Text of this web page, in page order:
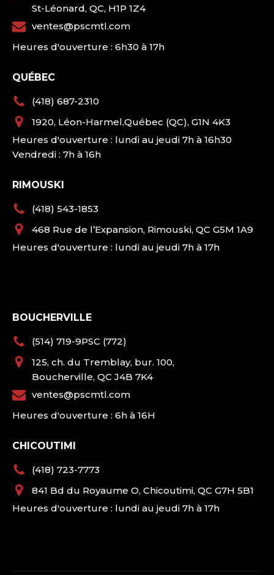
St-Léonard, QC, H1P 1Z4
ventes@pscmtl.com
Heures d'ouverture : 6h30 à 17h
QUÉBEC
(418) 687-2310
1920, Léon-Harmel,Québec (QC), G1N 4K3
Heures d'ouverture : lundi au jeudi 7h à 16h30
Vendredi : 7h à 16h
RIMOUSKI
(418) 543-1853
468 Rue de l’Expansion, Rimouski, QC G5M 1A9
Heures d'ouverture : lundi au jeudi 7h à 17h
BOUCHERVILLE
(514) 719-9PSC (772)
125, ch. du Tremblay, bur. 100,
Boucherville, QC J4B 7K4
ventes@pscmtl.com
Heures d'ouverture : 6h à 16H
CHICOUTIMI
(418) 723-7773
841 Bd du Royaume O, Chicoutimi, QC G7H 5B1
Heures d'ouverture : lundi au jeudi 7h à 17h